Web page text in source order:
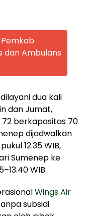
dan Ambulans
dua kali
dan Jumat,
berkapasitas 70
dijadwalkan
12.35 WIB,
Sumenep ke
WIB.
Wings Air
subsidi